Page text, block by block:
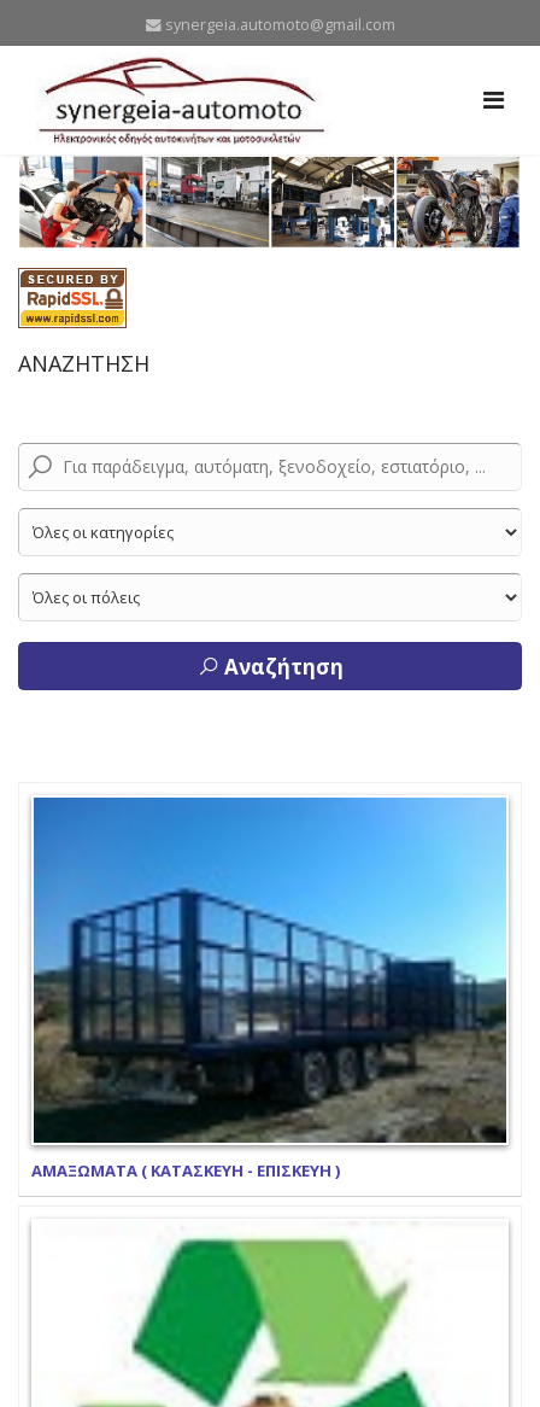
synergeia.automoto@gmail.com
ΑΝΑΖΗΤΗΣΗ
Αναζήτηση
ΑΜΑΞΩΜΑΤΑ ( ΚΑΤΑΣΚΕΥΗ - ΕΠΙΣΚΕΥΗ )